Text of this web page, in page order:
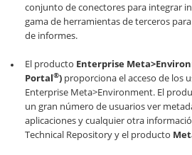
conjunto de conectores para integrar
gama de herramientas de terceros
de informes.
El producto Enterprise
Portal®) proporciona el acceso de los
Enterprise Meta>Environment. El
un gran número de usuarios ver
aplicaciones y cualquier otra
Technical Repository y el producto